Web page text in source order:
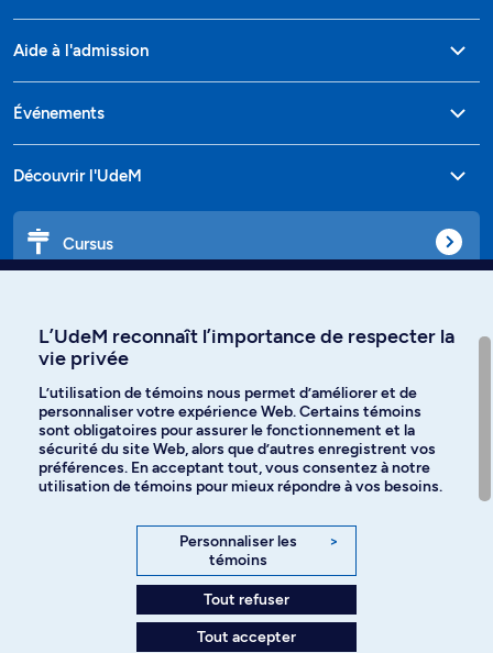
Aide à l'admission
Événements
Découvrir l'UdeM
Cursus
Langues
Facebook Instagram
YouTube
L’UdeM reconnaît l’importance de respecter la
vie privée
L’utilisation de témoins nous permet d’améliorer et de
personnaliser votre expérience Web. Certains témoins
sont obligatoires pour assurer le fonctionnement et la
sécurité du site Web, alors que d’autres enregistrent vos
préférences. En acceptant tout, vous consentez à notre
utilisation de témoins pour mieux répondre à vos besoins.
Personnaliser les
témoins
>
Tout refuser
Tout accepter